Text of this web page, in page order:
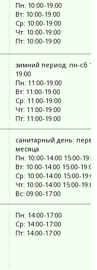
Пн: 10:00-19:00
Вт: 10:00-19:00
Ср: 10:00-19:00
Чт: 10:00-19:00
Пт: 10:00-19:00
зимний период: пн-сб
19:00
Пн: 11:00-19:00
Вт: 11:00-19:00
Ср: 11:00-19:00
Чт: 11:00-19:00
Пт: 11:00-19:00
санитарный день:
месяца
Пн: 10:00-14:00 15:00-
Вт: 10:00-14:00 15:00-19:00
Ср: 10:00-14:00 15:00-19:00
Чт: 10:00-14:00 15:00-19:00
Вс: 09:00-17:00
Пн: 14:00-17:00
Ср: 14:00-17:00
Пт: 14:00-17:00